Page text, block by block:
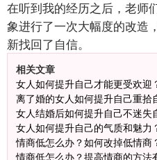
在听到我的经历之后，老师
象进行了一次大幅度的改造
新找回了自信。
相关文章
女人如何提升自己才能更受欢迎
离了婚的女人如何提升自己重拾
女人结婚后如何提升自己不迷失
女人如何提升自己的气质和魅力
情商低怎么办？如何改掉低情商
情商低怎么办？提高情商的方法